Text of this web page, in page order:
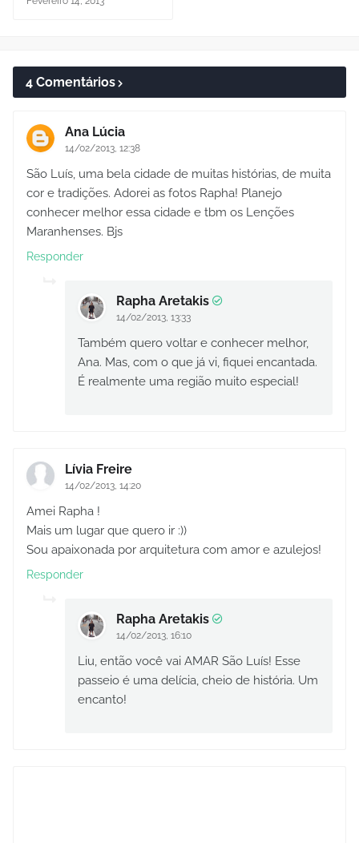
4 Comentários
Ana Lúcia
14/02/2013, 12:38
São Luís, uma bela cidade de muitas histórias, de muita
cor e tradições. Adorei as fotos Rapha! Planejo
conhecer melhor essa cidade e tbm os Lenções
Maranhenses. Bjs
Responder
Rapha Aretakis
14/02/2013, 13:33
Também quero voltar e conhecer melhor,
Ana. Mas, com o que já vi, fiquei encantada.
É realmente uma região muito especial!
Lívia Freire
14/02/2013, 14:20
Amei Rapha !
Mais um lugar que quero ir :))
Sou apaixonada por arquitetura com amor e azulejos!
Responder
Rapha Aretakis
14/02/2013, 16:10
Liu, então você vai AMAR São Luís! Esse
passeio é uma delícia, cheio de história. Um
encanto!